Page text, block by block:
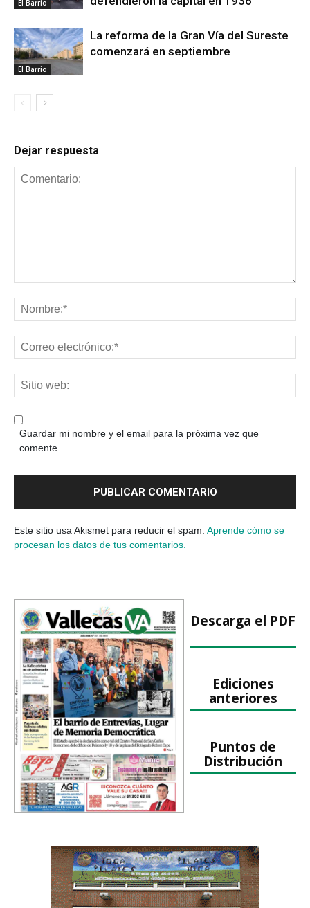
El Barrio
El Barrio
La reforma de la Gran Vía del Sureste
comenzará en septiembre
Dejar respuesta
Guardar mi nombre y el email para la próxima vez que
comente
Este sitio usa Akismet para reducir el spam. Aprende cómo se
procesan los datos de tus comentarios.
Descarga el PDF
Ediciones
anteriores
Puntos de
Distribución